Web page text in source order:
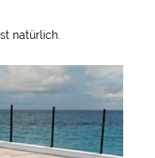
natürlich.